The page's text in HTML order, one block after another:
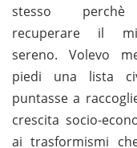
stesso
recuperare il
sereno. Volevo
piedi una lista
puntasse a
crescita socio-
ai trasformismi